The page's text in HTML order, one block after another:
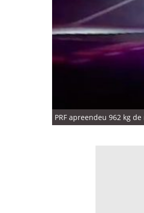
PRF apreendeu 962 kg